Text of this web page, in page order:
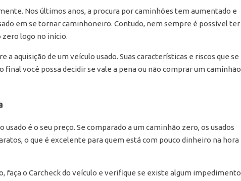
Nos últimos anos, a procura por caminhões tem aumentado e
em se tornar caminhoneiro. Contudo, nem sempre é possível ter
logo no início.
aquisição de um veículo usado. Suas características e riscos que se
você possa decidir se vale a pena ou não comprar um caminhão
é o seu preço. Se comparado a um caminhão zero, os usados
o que é excelente para quem está com pouco dinheiro na hora
faça o Carcheck do veículo e verifique se existe algum impedimento